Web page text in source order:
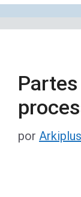
por Arkiplus